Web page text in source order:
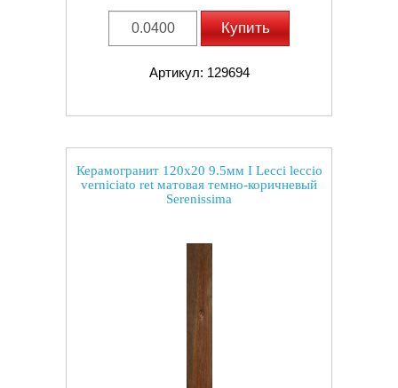
Купить
Артикул: 129694
Керамогранит 120x20 9.5мм I Lecci leccio
verniciato ret матовая темно-коричневый
Serenissima